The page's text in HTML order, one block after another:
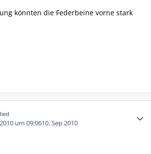
könnten die Federbeine vorne stark
um 09:0610. Sep 2010